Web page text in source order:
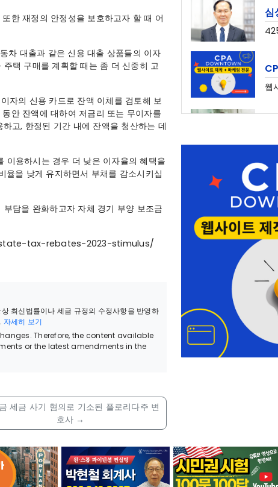
한 재정의 안정성을 보호하고자 할 때 어
차 대출과 같은 신용 대출 상품들의 이자
택 구매를 계획할 때는 좀 더 신중히 고
자의 신용 카드로 잔액 이체를 검토해 보
안 잔액에 대하여 저금리 또는 무이자를
고, 한정된 기간 내에 잔액을 청산하는 데
이용하시는 경우 더 낮은 이자율의 혜택을
율을 낮게 유지하면서 부채를 감소시키십
담을 완화하고자 자체 경기 부양 보조금
state-tax-rebates-2023-stimulus/
최신법률이나 세금 규정의 수정사항을 반영하
자세히 보기
Therefore, the content available
or the latest amendments in the
세금 사기 혐의로 기소된 플로리다주 변
호사 →
웹
양
커
나